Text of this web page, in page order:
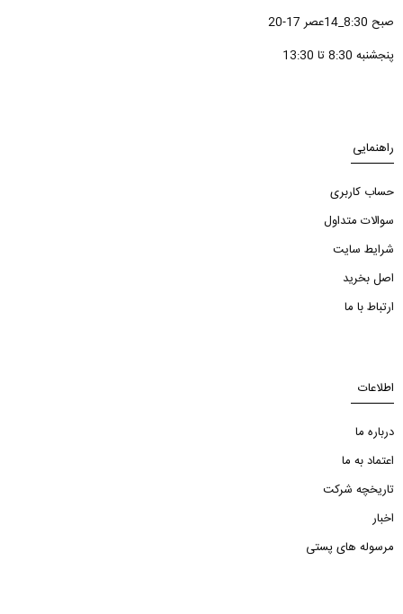
صبح 8:30_14عصر 17-20
پنجشنبه 8:30 تا 13:30
راهنمایی
حساب کاربری
سوالات متداول
شرایط سایت
اصل بخرید
ارتباط با ما
اطلاعات
درباره ما
اعتماد به ما
تاریخچه شرکت
اخبار
مرسوله های پستی